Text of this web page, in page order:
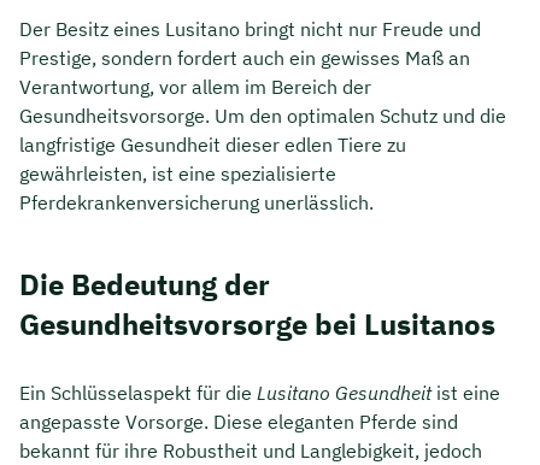
Der Besitz eines Lusitano bringt nicht nur Freude und
Prestige, sondern fordert auch ein gewisses Maß an
Verantwortung, vor allem im Bereich der
Gesundheitsvorsorge. Um den optimalen Schutz und die
langfristige Gesundheit dieser edlen Tiere zu
gewährleisten, ist eine spezialisierte
Pferdekrankenversicherung unerlässlich.
Die Bedeutung der
Gesundheitsvorsorge bei Lusitanos
Ein Schlüsselaspekt für die Lusitano Gesundheitist eine
angepasste Vorsorge. Diese eleganten Pferde sind
bekannt für ihre Robustheit und Langlebigkeit, jedoch